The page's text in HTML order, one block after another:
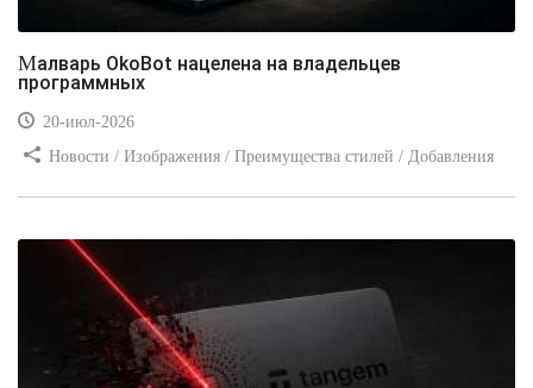
Малварь OkoBot нацелена на владельцев
программных
20-июл-2026
Новости / Изображения / Преимущества стилей / Добавления